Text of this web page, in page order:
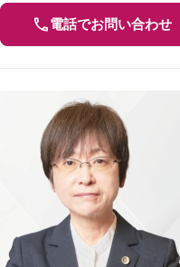
電話でお問い合わせ